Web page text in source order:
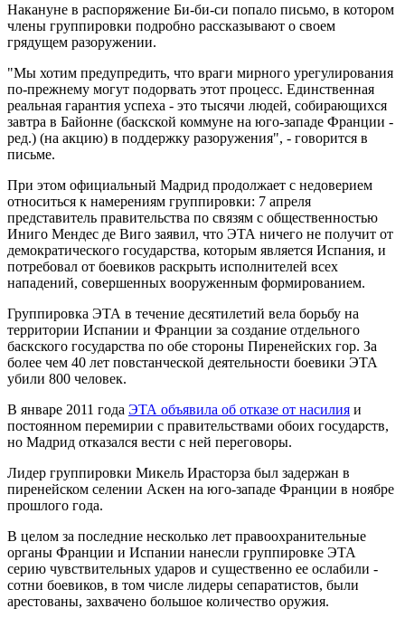
Накануне в распоряжение Би-би-си попало письмо, в котором
члены группировки подробно рассказывают о своем
грядущем разоружении.
"Мы хотим предупредить, что враги мирного урегулирования
по-прежнему могут подорвать этот процесс. Единственная
реальная гарантия успеха - это тысячи людей, собирающихся
завтра в Байонне (баскской коммуне на юго-западе Франции -
ред.) (на акцию) в поддержку разоружения", - говорится в
письме.
При этом официальный Мадрид продолжает с недоверием
относиться к намерениям группировки: 7 апреля
представитель правительства по связям с общественностью
Иниго Мендес де Виго заявил, что ЭТА ничего не получит от
демократического государства, которым является Испания, и
потребовал от боевиков раскрыть исполнителей всех
нападений, совершенных вооруженным формированием.
Группировка ЭТА в течение десятилетий вела борьбу на
территории Испании и Франции за создание отдельного
баскского государства по обе стороны Пиренейских гор. За
более чем 40 лет повстанческой деятельности боевики ЭТА
убили 800 человек.
В январе 2011 года ЭТА объявила об отказе от насилия и
постоянном перемирии с правительствами обоих государств,
но Мадрид отказался вести с ней переговоры.
Лидер группировки Микель Ирасторза был задержан в
пиренейском селении Аскен на юго-западе Франции в ноябре
прошлого года.
В целом за последние несколько лет правоохранительные
органы Франции и Испании нанесли группировке ЭТА
серию чувствительных ударов и существенно ее ослабили -
сотни боевиков, в том числе лидеры сепаратистов, были
арестованы, захвачено большое количество оружия.